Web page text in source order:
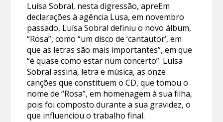
Luísa Sobral, nesta digressão, apreEm
declarações à agência Lusa, em novembro
passado, Luísa Sobral definiu o novo álbum,
“Rosa”, como “um disco de ‘cantautor’, em
que as letras são mais importantes”, em que
“é quase como estar num concerto”. Luísa
Sobral assina, letra e música, as onze
canções que constituem o CD, que tomou o
nome de “Rosa”, em homenagem à sua filha,
pois foi composto durante a sua gravidez, o
que influenciou o trabalho final.